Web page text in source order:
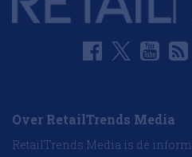
Over RetailTrends Media
RetailTrends Media is dé